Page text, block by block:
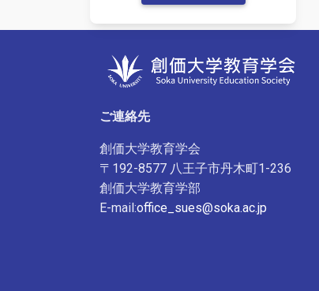
ご連絡先
創価大学教育学会
〒192-8577 八王子市丹木町1-236
創価大学教育学部
E-mail:office_sues@soka.ac.jp